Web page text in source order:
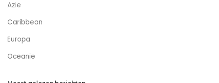
Azie
Caribbean
Europa
Oceanie